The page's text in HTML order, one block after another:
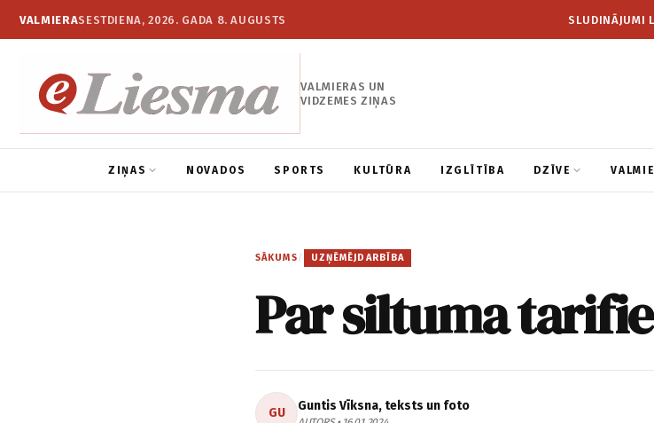
VALMIERASESTDIENA, 2026. GADA 8. AUGUSTS SLUDINĀJUMI
VALMIERAS UN
VIDZEMES ZIŅAS
ZIŅAS NOVADOS SPORTS KULTŪRA IZGLĪTĪBA DZĪVE
SĀKUMS / UZŅĒMĒJDARBĪBA
Par siltuma
GU Guntis Vīksna, teksts un foto